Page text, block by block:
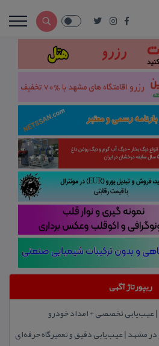
ریپورتاژ آگهی
| عیب‌یابی تخصصی + امداد خودرو
مشهد | عیب‌یابی دقیق و تعمیرگاه حرفه‌ای